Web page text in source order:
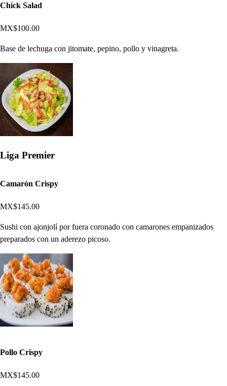
Chick Salad
MX$100.00
Base de lechuga con jitomate, pepino, pollo y vinagreta.
Liga Premier
Camarón Crispy
MX$145.00
Sushi con ajonjolí por fuera coronado con camarones empanizados
preparados con un aderezo picoso.
Pollo Crispy
MX$145.00